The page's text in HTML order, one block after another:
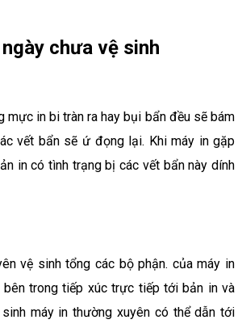
chưa vệ sinh
mực in bi tràn ra hay bụi bẩn đều sẽ bám
vết bẩn sẽ ứ đọng lại. Khi máy in gặp
in có tình trạng bị các vết bẩn này dính
vệ sinh tổng các bộ phận. của máy in
bên trong tiếp xúc trực tiếp tới bản in và
máy in thường xuyên có thể dẫn tới